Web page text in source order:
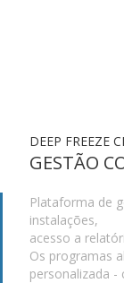
DEEP FREEZE
GESTÃO
Plataforma de
instalações,
acesso a
Os programas
personalizada